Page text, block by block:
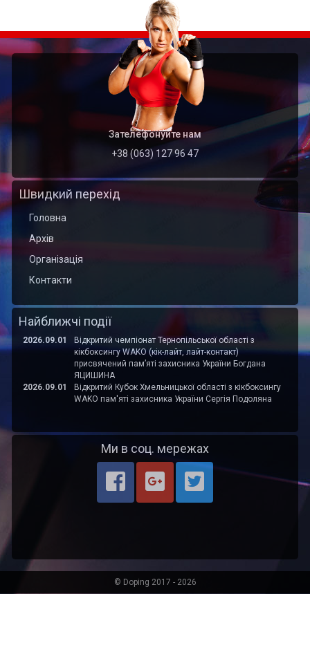
Зателефонуйте нам
+38 (063) 127 96 47
Швидкий перехід
Головна
Архів
Організація
Контакти
Найближчі події
2026.09.01
Відкритий чемпіонат Тернопільської області з
кікбоксингу WAKO (кік-лайт, лайт-контакт)
присвячений пам’яті захисника України Богдана
ЯЦИШИНА
2026.09.01
Відкритий Кубок Хмельницької області з кікбоксингу
WAKO пам'яті захисника України Сергія Подоляна
Ми в соц. мережах
© Doping 2017 - 2026